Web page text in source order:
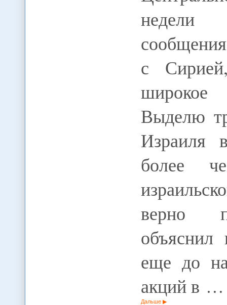
недели
с
Выделю
более
верно
еще до
акций в …
Дальше